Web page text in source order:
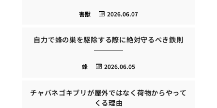
2026.06.07
害獣
自力で蜂の巣を駆除する際に絶対守るべき鉄則
2026.06.05
蜂
チャバネゴキブリが屋外ではなく荷物からやって
くる理由